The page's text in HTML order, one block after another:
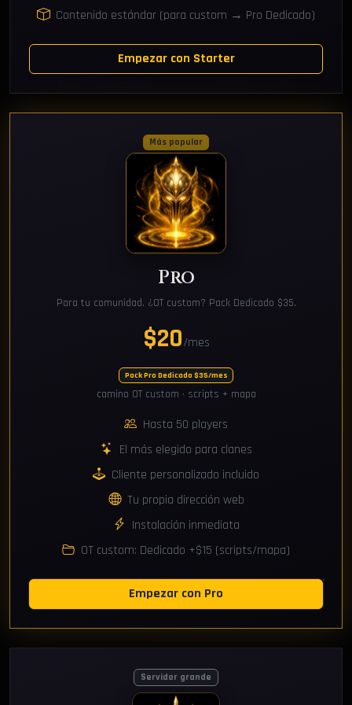
Contenido estándar (para custom → Pro Dedicado)
Empezar con Starter
Más popular
Pro
Para tu comunidad. ¿OT custom? Pack Dedicado $35.
$20/mes
Pack Pro Dedicado $35/mes
camino OT custom · scripts + mapa
Hasta 50 players
El más elegido para clanes
Cliente personalizado incluido
Tu propia dirección web
Instalación inmediata
OT custom: Dedicado +$15 (scripts/mapa)
Empezar con Pro
Servidor grande